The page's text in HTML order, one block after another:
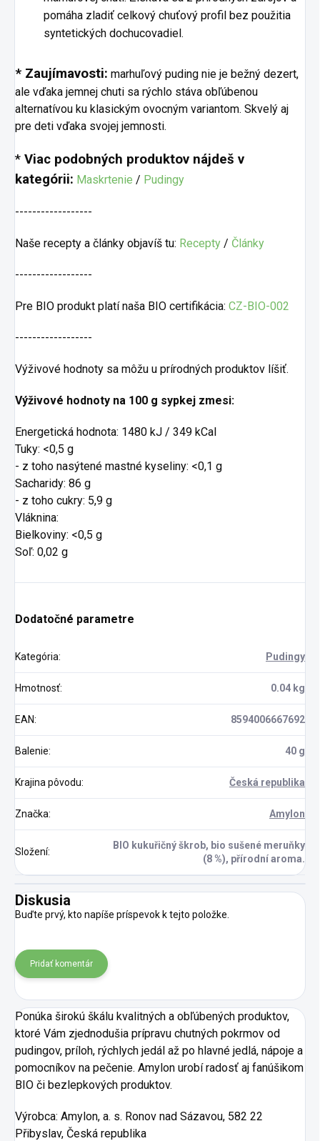
pomáha zladiť celkový chuťový profil bez použitia
syntetických dochucovadiel.
* Zaujímavosti: marhuľový puding nie je bežný dezert,
ale vďaka jemnej chuti sa rýchlo stáva obľúbenou
alternatívou ku klasickým ovocným variantom. Skvelý aj
pre deti vďaka svojej jemnosti.
* Viac podobných produktov nájdeš v
kategórii: Maskrtenie / Pudingy
------------------
Naše recepty a články objavíš tu: Recepty / Články
------------------
Pre BIO produkt platí naša BIO certifikácia: CZ-BIO-002
------------------
Výživové hodnoty sa môžu u prírodných produktov líšiť.
Výživové hodnoty na 100 g sypkej zmesi:
Energetická hodnota: 1480 kJ / 349 kCal
Tuky: <0,5 g
- z toho nasýtené mastné kyseliny: <0,1 g
Sacharidy: 86 g
- z toho cukry: 5,9 g
Vláknina:
Bielkoviny: <0,5 g
Soľ: 0,02 g
Dodatočné parametre
Kategória: Pudingy
Hmotnosť: 0.04 kg
EAN: 8594006667692
Balenie: 40 g
Krajina pôvodu: Česká republika
Značka: Amylon
Složení:
BIO kukuřičný škrob, bio sušené meruňky
(8 %), přírodní aroma.
Diskusia
Buďte prvý, kto napíše príspevok k tejto položke.
Pridať komentár
Ponúka širokú škálu kvalitných a obľúbených produktov,
ktoré Vám zjednodušia prípravu chutných pokrmov od
pudingov, príloh, rýchlych jedál až po hlavné jedlá, nápoje a
pomocníkov na pečenie. Amylon urobí radosť aj fanúšikom
BIO či bezlepkových produktov.
Výrobca: Amylon, a. s. Ronov nad Sázavou, 582 22
Přibyslav, Česká republika